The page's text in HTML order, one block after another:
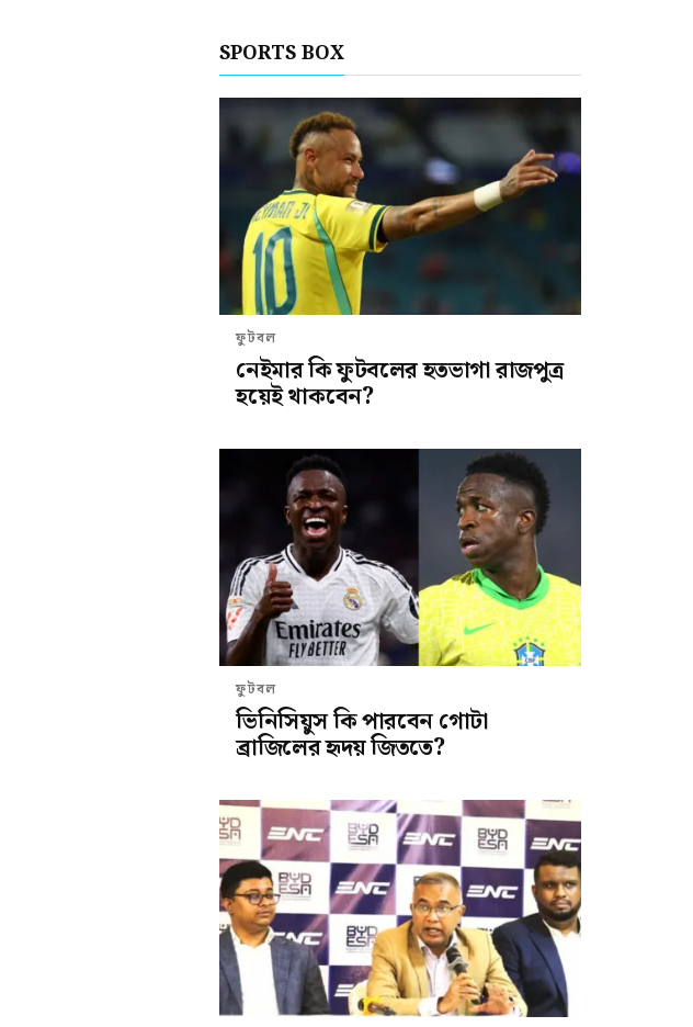
SPORTS BOX
ফুটবল
নেইমার কি ফুটবলের হতভাগা রাজপুত্র
হয়েই থাকবেন?
ফুটবল
ভিনিসিয়ুস কি পারবেন গোটা
ব্রাজিলের হৃদয় জিততে?